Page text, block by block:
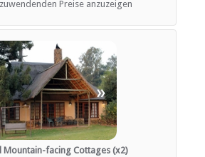
/ Kaffee
Fi
patio, non-smoking, refrigerator, safe
Preise anzuzeigen
»
Mountain-facing Cottages (x2)